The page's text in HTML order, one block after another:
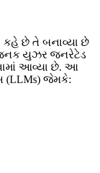
કહે છે તે બનાવ્યા છે
યુઝર જનરેટેડ
આવ્યા છે. આ
(LLMs) જેમકે: